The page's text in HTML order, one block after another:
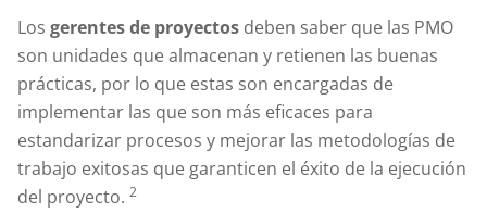
Los gerentes de proyectos deben saber que las PMO
son unidades que almacenan y retienen las buenas
prácticas, por lo que estas son encargadas de
implementar las que son más eficaces para
estandarizar procesos y mejorar las metodologías de
trabajo exitosas que garanticen el éxito de la ejecución
del proyecto. 2